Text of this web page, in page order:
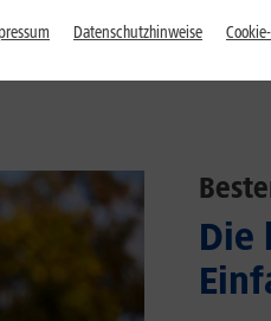
Die
Datenschutzhinweise